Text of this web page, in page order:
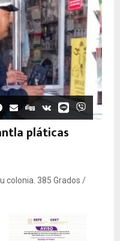
pláticas
colonia. 385 Grados /